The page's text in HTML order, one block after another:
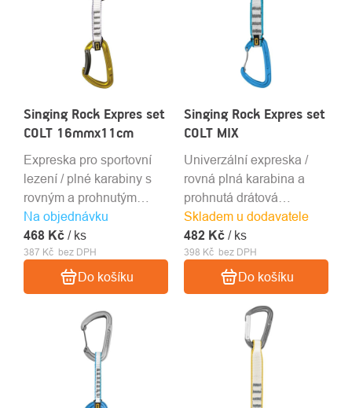
Singing Rock Expres set
COLT 16mmx11cm
Na objednávku
387 Kč bez DPH
468 Kč / ks
Do košíku
Expreska pro sportovní
lezení / plné karabiny s
rovným a prohnutým
zámkem / polyamid
popruh 16 mm x 11 cm /
99 g
Singing Rock Expres set
COLT MIX
Skladem u dodavatele
398 Kč bez DPH
482 Kč / ks
Do košíku
Univerzální expreska /
rovná plná karabina a
prohnutá drátová
karabina / 12 cm
tvarovaný polyamid
popruh / 93 g